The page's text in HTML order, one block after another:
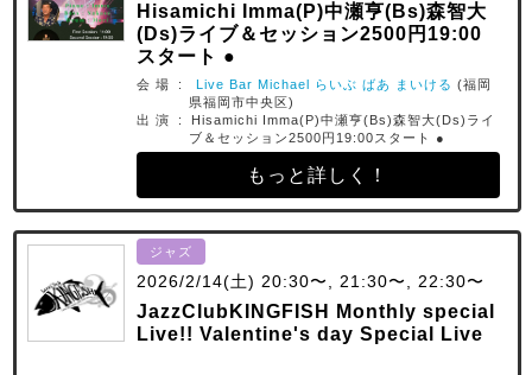
Hisamichi Imma(P)中瀬亨(Bs)森智大
(Ds)ライブ＆セッション2500円19:00
スタート ●
会 場 : Live Bar Michael らいぶ ばあ まいける (福岡
県福岡市中央区)
出 演 : Hisamichi Imma(P)中瀬亨(Bs)森智大(Ds)ライ
ブ＆セッション2500円19:00スタート ●
もっと詳しく！
ジャズ
2026/2/14(土) 20:30〜, 21:30〜, 22:30〜
JazzClubKINGFISH Monthly special
Live!! Valentine's day Special Live